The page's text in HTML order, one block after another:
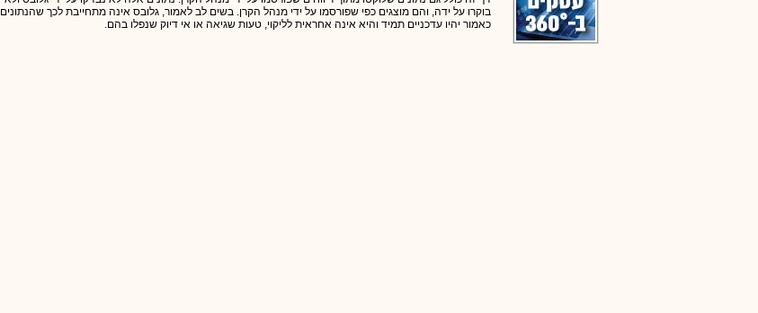
בוקרו על ידה, והם מוצגים כפי שפורסמו על ידי מנהל הקרן. בשים לב לאמור, גלובס אינה מתחייבת לכך שהנתונים
כאמור יהיו עדכניים תמיד והיא אינה אחראית לליקוי, טעות שגיאה או אי דיוק שנפלו בהם.